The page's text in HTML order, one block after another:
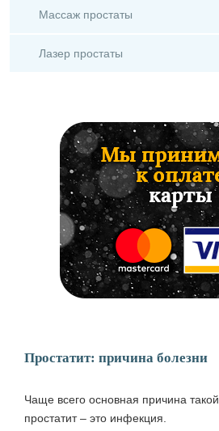
Массаж простаты
Лазер простаты
Простатит: причина болезни
Чаще всего основная причина
простатит – это инфекция.